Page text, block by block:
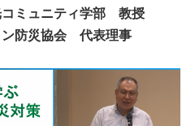
ミュニティ学部 教授
防災協会 代表理事